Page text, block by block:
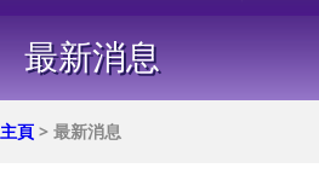
最新消息
主頁 > 最新消息